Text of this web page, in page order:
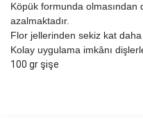
Köpük formunda olmasından
azalmaktadır.
Flor jellerinden sekiz kat daha
Kolay uygulama imkânı
100 gr şişe